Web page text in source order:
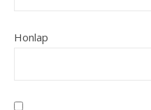
Honlap